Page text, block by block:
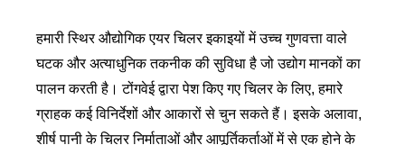
हमारी स्थिर औद्योगिक एयर चिलर इकाइयों में उच्च गुणवत्ता वाले
घटक और अत्याधुनिक तकनीक की सुविधा है जो उद्योग मानकों का
पालन करती है। टोंगवेई द्वारा पेश किए गए चिलर के लिए, हमारे
ग्राहक कई विनिर्देशों और आकारों से चुन सकते हैं। इसके अलावा,
शीर्ष पानी के चिलर निर्माताओं और आपूर्तिकर्ताओं में से एक होने के